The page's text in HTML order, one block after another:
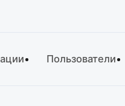
Пользователи